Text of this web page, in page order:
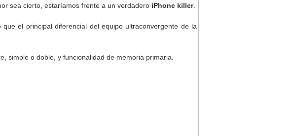
sea cierto, estaríamos frente a un verdadero iPhone killer.
que el principal diferencial del equipo ultraconvergente de la
simple o doble, y funcionalidad de memoria primaria.